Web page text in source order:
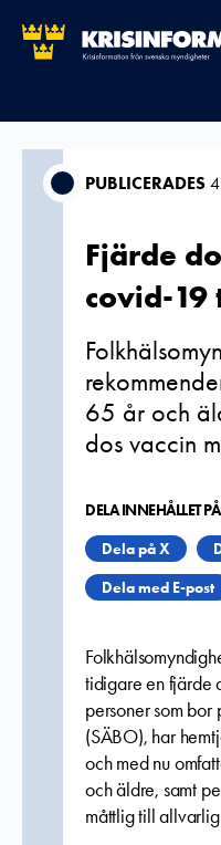
PUBLICERADES
Fjärde
covid-
65 år och
dos vaccin
DELA INNEHÅLLET
Dela på X
Dela med E-post
tidigare en fjärde
personer som
(SÄBO), har
och med nu
och äldre, samt
måttlig till allvarlig